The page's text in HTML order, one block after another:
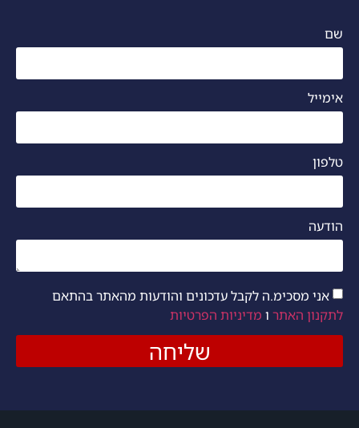
שם
אימייל
טלפון
הודעה
אני מסכימ.ה לקבל עדכונים והודעות מהאתר בהתאם
לתקנון האתר ו מדיניות הפרטיות
שליחה